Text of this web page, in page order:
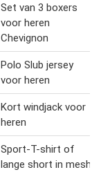
Set van 3 boxers
voor heren
Chevignon
Polo Slub jersey
voor heren
Kort windjack voor
heren
Sport-T-shirt of
lange short in mesh